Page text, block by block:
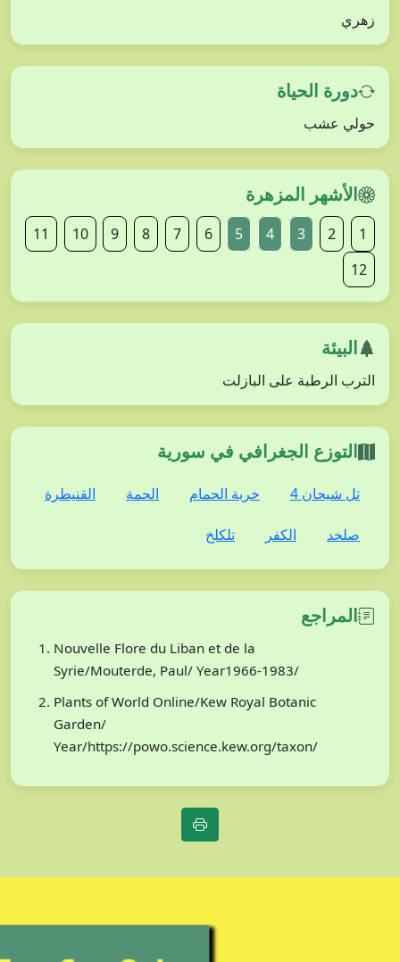
زهري
دورة الحياة
حولي عشب
الأشهر المزهرة
1
2
3
4
5
6
7
8
9
10
11
12
البيئة
الترب الرطبة على البازلت
التوزع الجغرافي في سورية
تل شيحان 4 خربة الحمام الحمة القنيطرة
صلخد الكفر تلكلخ
المراجع
Nouvelle Flore du Liban et de la
Syrie/Mouterde, Paul/ Year1966-1983/
Plants of World Online/Kew Royal Botanic
Garden/
Year/https://powo.science.kew.org/taxon/